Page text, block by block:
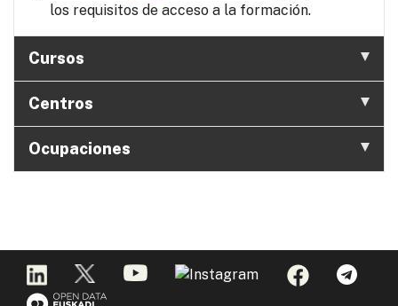
los requisitos de acceso a la formación.
Cursos
Centros
Ocupaciones